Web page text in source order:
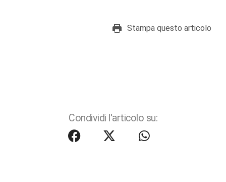
Stampa questo articolo
Condividi l'articolo su: